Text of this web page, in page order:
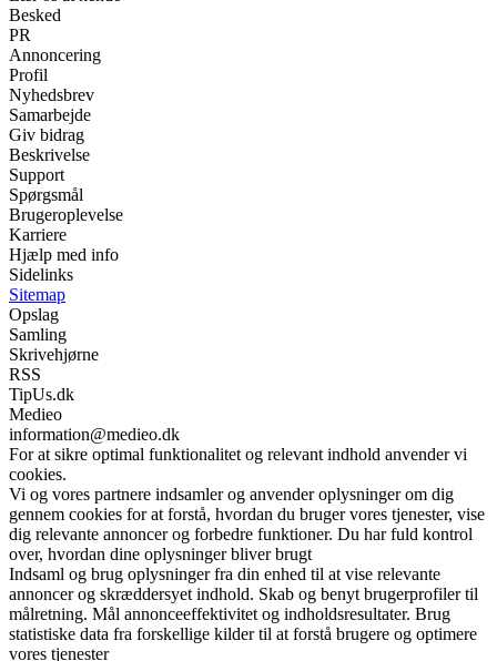
Besked
PR
Annoncering
Profil
Nyhedsbrev
Samarbejde
Giv bidrag
Beskrivelse
Support
Spørgsmål
Brugeroplevelse
Karriere
Hjælp med info
Sidelinks
Sitemap
Opslag
Samling
Skrivehjørne
RSS
TipUs.dk
Medieo
information@medieo.dk
For at sikre optimal funktionalitet og relevant indhold anvender vi
cookies.
Vi og vores partnere indsamler og anvender oplysninger om dig
gennem cookies for at forstå, hvordan du bruger vores tjenester, vise
dig relevante annoncer og forbedre funktioner. Du har fuld kontrol
over, hvordan dine oplysninger bliver brugt
Indsaml og brug oplysninger fra din enhed til at vise relevante
annoncer og skræddersyet indhold. Skab og benyt brugerprofiler til
målretning. Mål annonceeffektivitet og indholdsresultater. Brug
statistiske data fra forskellige kilder til at forstå brugere og optimere
vores tjenester